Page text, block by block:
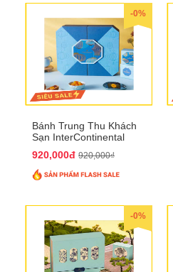
-0%
Bánh Trung Thu Khách
Sạn InterContinental
QTTT26
920,000đ 920,000₫
-0%